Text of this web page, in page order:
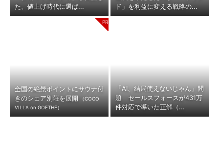
た、値上げ時代に選ば...
ド」を利益に変える戦略の...
全国の絶景ポイントにサウナ付
きのシェア別荘を展開
（COCO
VILLA on GOETHE）
「AI、結局使えないじゃん」問
題 セールスフォースが431万
件対応で導いた正解（...